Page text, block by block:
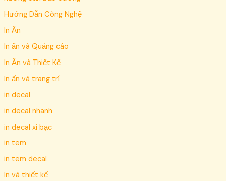
Hướng Dẫn Công Nghệ
In Ấn
In ấn và Quảng cáo
In Ấn và Thiết Kế
In ấn và trang trí
in decal
in decal nhanh
in decal xi bạc
in tem
in tem decal
In và thiết kế